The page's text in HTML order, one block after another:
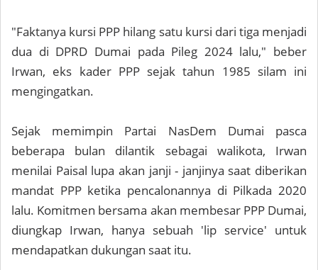
"Faktanya kursi PPP hilang satu kursi dari tiga menjadi
dua di DPRD Dumai pada Pileg 2024 lalu," beber
Irwan, eks kader PPP sejak tahun 1985 silam ini
mengingatkan.
Sejak memimpin Partai NasDem Dumai pasca
beberapa bulan dilantik sebagai walikota, Irwan
menilai Paisal lupa akan janji - janjinya saat diberikan
mandat PPP ketika pencalonannya di Pilkada 2020
lalu. Komitmen bersama akan membesar PPP Dumai,
diungkap Irwan, hanya sebuah 'lip service' untuk
mendapatkan dukungan saat itu.